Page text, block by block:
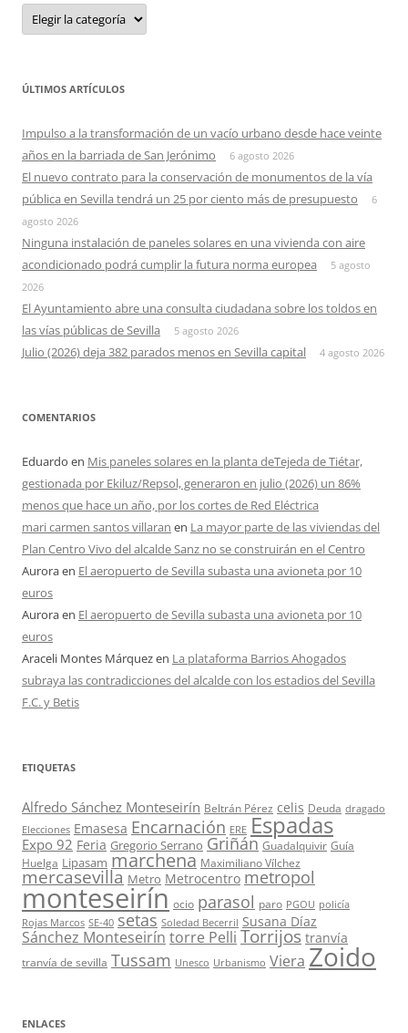
Categorias
ÚLTIMOS ARTÍCULOS
Impulso a la transformación de un vacío urbano desde hace veinte
años en la barriada de San Jerónimo
6 agosto 2026
El nuevo contrato para la conservación de monumentos de la vía
pública en Sevilla tendrá un 25 por ciento más de presupuesto
6
agosto 2026
Ninguna instalación de paneles solares en una vivienda con aire
acondicionado podrá cumplir la futura norma europea
5 agosto
2026
El Ayuntamiento abre una consulta ciudadana sobre los toldos en
las vías públicas de Sevilla
5 agosto 2026
Julio (2026) deja 382 parados menos en Sevilla capital 4 agosto 2026
COMENTARIOS
Eduardo en Mis paneles solares en la planta deTejeda de Tiétar,
gestionada por Ekiluz/Repsol, generaron en julio (2026) un 86%
menos que hace un año, por los cortes de Red Eléctrica
mari carmen santos villaran en La mayor parte de las viviendas del
Plan Centro Vivo del alcalde Sanz no se construirán en el Centro
Auroraen El aeropuerto de Sevilla subasta una avioneta por 10
euros
Auroraen El aeropuerto de Sevilla subasta una avioneta por 10
euros
Araceli Montes Márquezen La plataforma Barrios Ahogados
subraya las contradicciones del alcalde con los estadios del Sevilla
F.C. y Betis
ETIQUETAS
Alfredo Sánchez Monteseirín Beltrán Pérez celis Deuda dragado
Elecciones Emasesa Encarnación ERE Espadas
Expo 92 Feria Gregorio Serrano Griñán Guadalquivir Guía
Huelga Lipasam marchena Maximiliano Vílchez
mercasevilla Metro Metrocentro metropol
monteseirín ocio parasol paro PGOU policía
Rojas Marcos SE-40 setas Soledad Becerril Susana Díaz
Sánchez Monteseirín torre Pelli Torrijos tranvía
tranvía de sevilla Tussam Unesco Urbanismo Viera Zoido
ENLACES